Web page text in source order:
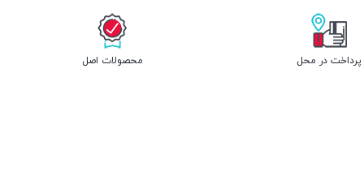
پرداخت در محل محصولات اصل